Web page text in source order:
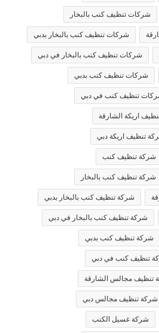
شركات تنظيف كنب بالبخار
شركات تنظيف كنب بالبخار بدبي
شركات تنظيف كنب بالبخار في دبي
شركات تنظيف كنب بدبي
تنظيف كنب في دبي
اريكة الشارقة
تنظيف اريكة دبي
شركة تنظيف كنب
شركة تنظيف كنب بالبخار
شركة تنظيف كنب بالبخار بدبي
شركة تنظيف كنب بالبخار في دبي
شركة تنظيف كنب بدبي
تنظيف كنب في دبي
تنظيف مجالس الشارقة
شركة تنظيف مجالس دبي
شركة غسيل الكنب